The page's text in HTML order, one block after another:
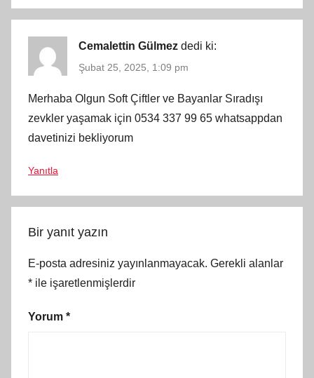
Cemalettin Gülmez dedi ki:
Şubat 25, 2025, 1:09 pm
Merhaba Olgun Soft Çiftler ve Bayanlar Sıradışı
zevkler yaşamak için 0534 337 99 65 whatsappdan
davetinizi bekliyorum
Yanıtla
Bir yanıt yazın
E-posta adresiniz yayınlanmayacak. Gerekli alanlar
* ile işaretlenmişlerdir
Yorum *